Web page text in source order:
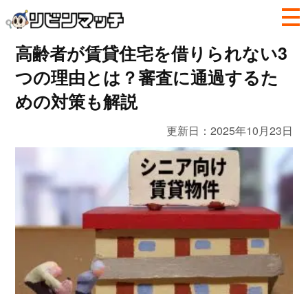
高齢者が賃貸住宅を借りられない3
つの理由とは？審査に通過するた
めの対策も解説
更新日：2025年10月23日